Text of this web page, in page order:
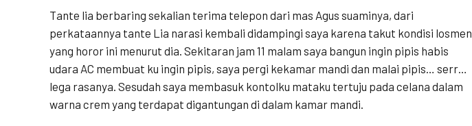
Tante lia berbaring sekalian terima telepon dari mas Agus suaminya, dari
perkataannya tante Lia narasi kembali didampingi saya karena takut kondisi losmen
yang horor ini menurut dia. Sekitaran jam 11 malam saya bangun ingin pipis habis
udara AC membuat ku ingin pipis, saya pergi kekamar mandi dan malai pipis… serr…
lega rasanya. Sesudah saya membasuk kontolku mataku tertuju pada celana dalam
warna crem yang terdapat digantungan di dalam kamar mandi.